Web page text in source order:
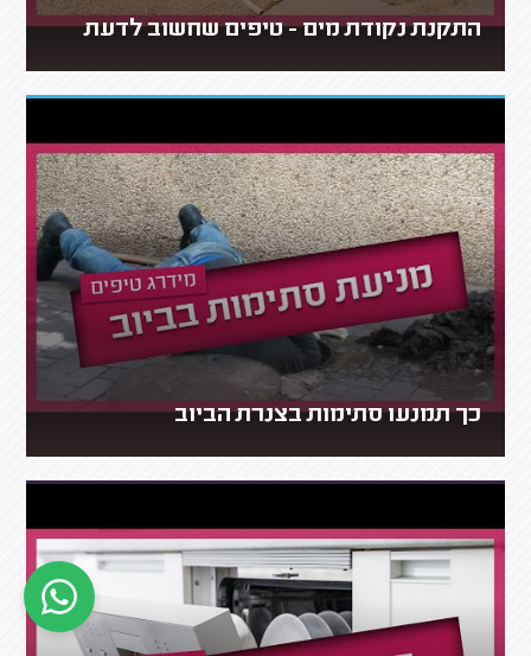
התקנת נקודת מים - טיפים שחשוב לדעת
כך תמנעו סתימות בצנרת הביוב